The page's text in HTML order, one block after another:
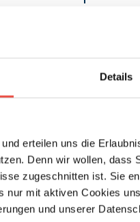
Details
erteilen uns die
Denn wir wollen,
zugeschnitten ist. Sie
nur mit aktiven Cookies
und unserer
auf Rädern. Damit Sie